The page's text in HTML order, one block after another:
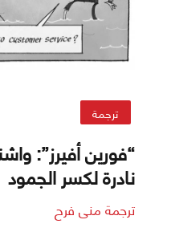
ترجمة
“فورين أفيرز”:
نادرة لكسر الجمود
ترجمة منى فرح